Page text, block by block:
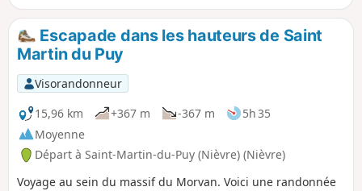
Escapade dans les hauteurs de Saint
Martin du Puy
Visorandonneur
15,96 km
+367 m -367 m
5h 35
Moyenne
Départ à Saint-Martin-du-Puy (Nièvre) (Nièvre)
Voyage au sein du massif du Morvan. Voici une randonnée